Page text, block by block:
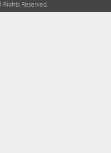
Reserved.